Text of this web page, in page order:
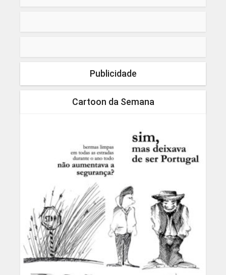
Publicidade
Cartoon da Semana